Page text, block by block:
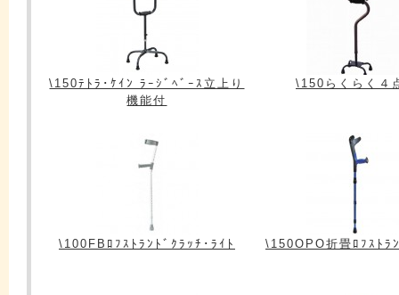
\150ﾃﾄﾗ･ｹｲﾝ ﾗｰｼﾞﾍﾞｰｽ立上り
機能付
\150らくらく４
\100FBﾛﾌｽﾄﾗﾝﾄﾞｸﾗｯﾁ･ﾗｲﾄ \150OPO折畳ﾛﾌｽﾄﾗ